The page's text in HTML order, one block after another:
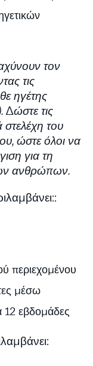
τον
τις
ηγέτης
Δώστε τις
στελέχη του
ώστε όλοι να
για τη
ανθρώπων.
περιεχομένου
μέσω
12 εβδομάδες